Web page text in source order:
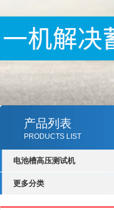
产品列表
PRODUCTS LIST
电池槽高压测试机
更多分类